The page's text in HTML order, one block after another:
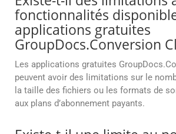
fonctionnalités
applications gratuites
GroupDocs.Conversion
Les applications gratuites
peuvent avoir des limitations sur le
la taille des fichiers ou les formats de
aux plans d’abonnement payants.